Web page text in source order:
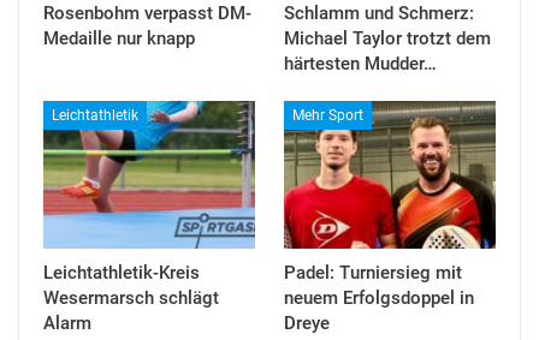
Rosenbohm verpasst DM-
Medaille nur knapp
Schlamm und Schmerz:
Michael Taylor trotzt dem
härtesten Mudder…
Leichtathletik
Leichtathletik-Kreis
Wesermarsch schlägt
Alarm
Mehr Sport
Padel: Turniersieg mit
neuem Erfolgsdoppel in
Dreye